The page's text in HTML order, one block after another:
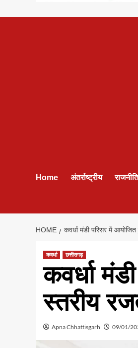
Home अंतर्राष्ट्रीय राजनीति
HOME कवर्धा मंडी परिसर में
कवर्धा छत्तीसगढ़
कवर्धा
स्तरीय
Apna Chhattisgarh 09/01/